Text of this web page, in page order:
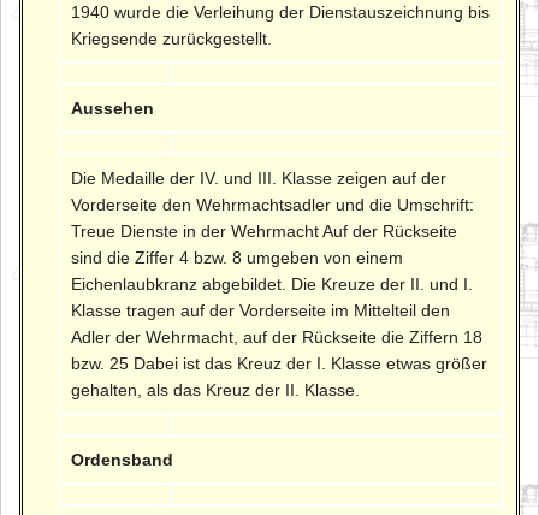
1940 wurde die Verleihung der Dienstauszeichnung bis
Kriegsende zurückgestellt.
Aussehen
Die Medaille der IV. und III. Klasse zeigen auf der
Vorderseite den Wehrmachtsadler und die Umschrift:
Treue Dienste in der Wehrmacht Auf der Rückseite
sind die Ziffer 4 bzw. 8 umgeben von einem
Eichenlaubkranz abgebildet. Die Kreuze der II. und I.
Klasse tragen auf der Vorderseite im Mittelteil den
Adler der Wehrmacht, auf der Rückseite die Ziffern 18
bzw. 25 Dabei ist das Kreuz der I. Klasse etwas größer
gehalten, als das Kreuz der II. Klasse.
Ordensband